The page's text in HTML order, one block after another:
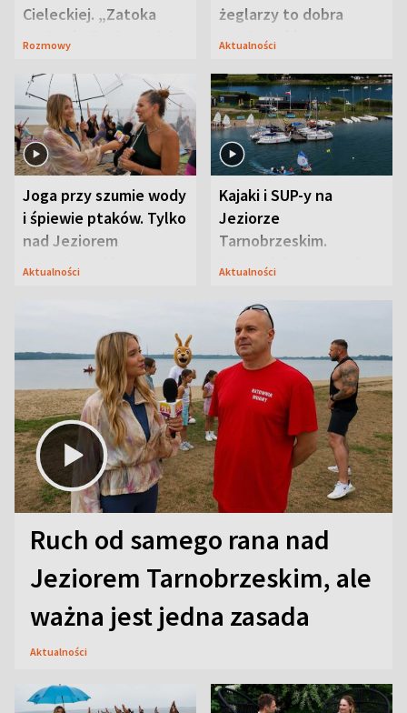
Cieleckiej. „Zatoka
szpiegów” od razu ich
Rozmowy
żeglarzy to dobra
wiadomość
Aktualności
Joga przy szumie wody
i śpiewie ptaków. Tylko
nad Jeziorem
Tarnobrzeskim
Aktualności
Kajaki i SUP-y na
Jeziorze
Tarnobrzeskim.
Przyrodnicy zwracają
Aktualności
Ruch od samego rana nad
Jeziorem Tarnobrzeskim, ale
ważna jest jedna zasada
Aktualności